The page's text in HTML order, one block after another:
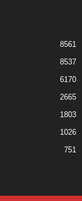
8561
8537
6170
2665
1803
1026
751